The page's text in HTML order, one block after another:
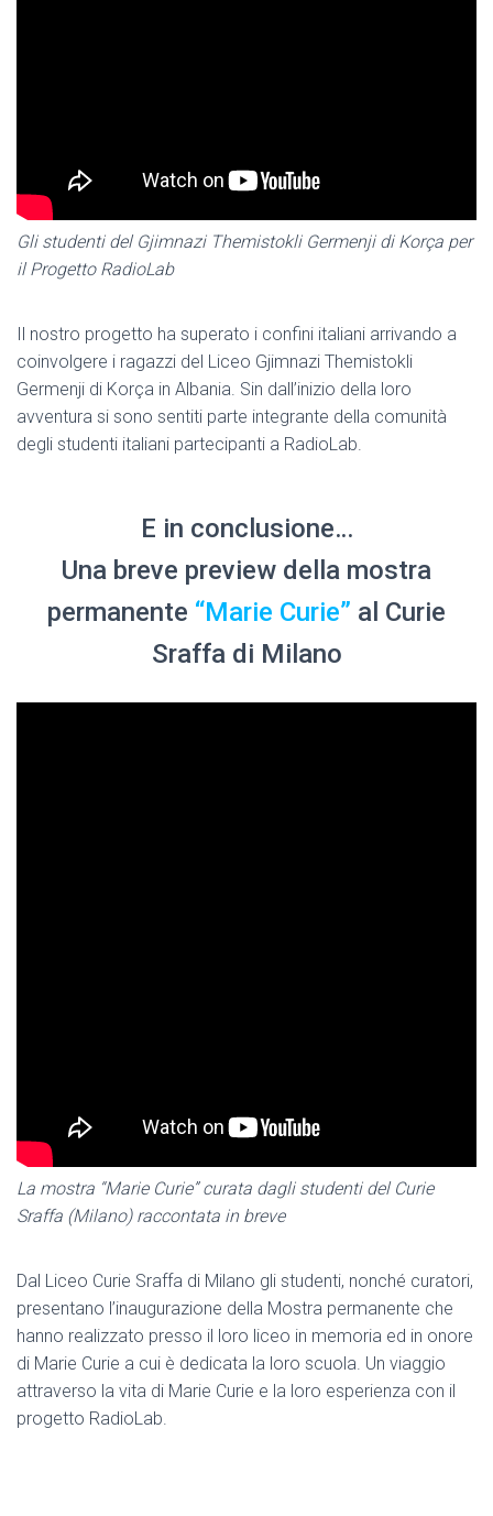
Gli studenti del Gjimnazi Themistokli Germenji di Korça per
il Progetto RadioLab
Il nostro progetto ha superato i confini italiani arrivando a
coinvolgere i ragazzi del Liceo Gjimnazi Themistokli
Germenji di Korça in Albania. Sin dall’inizio della loro
avventura si sono sentiti parte integrante della comunità
degli studenti italiani partecipanti a RadioLab.
E in conclusione…
Una breve preview della mostra
permanente “Marie Curie” al Curie
Sraffa di Milano
La mostra “Marie Curie” curata dagli studenti del Curie
Sraffa (Milano) raccontata in breve
Dal Liceo Curie Sraffa di Milano gli studenti, nonché curatori,
presentano l’inaugurazione della Mostra permanente che
hanno realizzato presso il loro liceo in memoria ed in onore
di Marie Curie a cui è dedicata la loro scuola. Un viaggio
attraverso la vita di Marie Curie e la loro esperienza con il
progetto RadioLab.